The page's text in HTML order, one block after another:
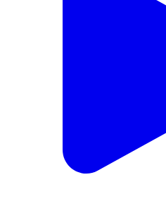
निम्बाहेड़ा: महाशिवरात्रि पर
रविवार-सोमवार की रात 1.51